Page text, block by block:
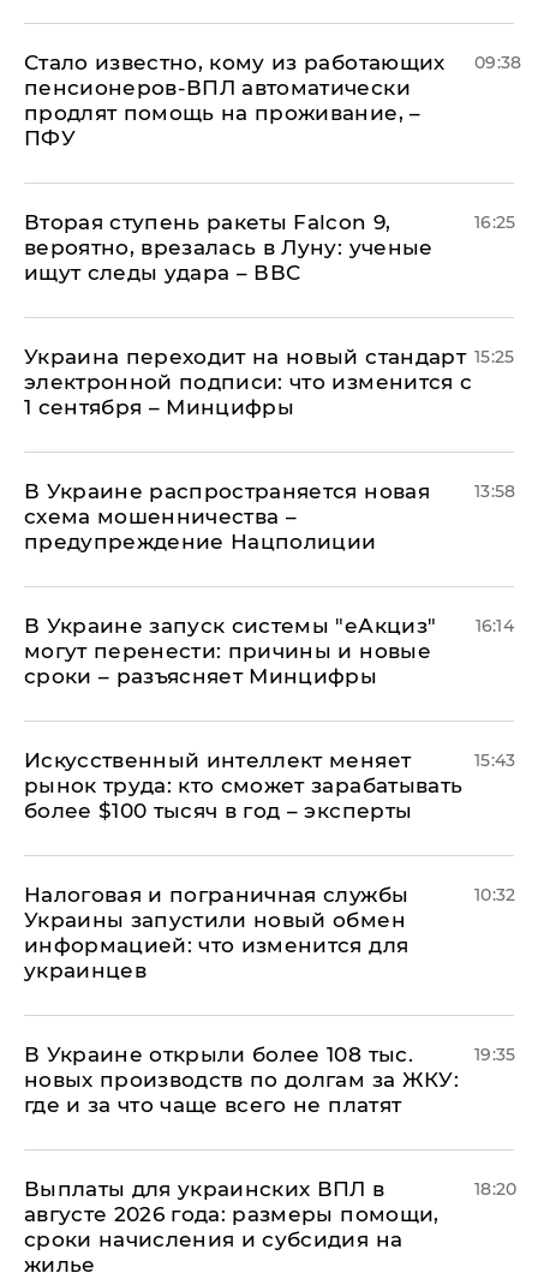
Стало известно, кому из работающих
пенсионеров-ВПЛ автоматически
продлят помощь на проживание, –
ПФУ
09:38
Вторая ступень ракеты Falcon 9,
вероятно, врезалась в Луну: ученые
ищут следы удара – ВВС
16:25
Украина переходит на новый стандарт
электронной подписи: что изменится с
1 сентября – Минцифры
15:25
В Украине распространяется новая
схема мошенничества –
предупреждение Нацполиции
13:58
В Украине запуск системы "еАкциз"
могут перенести: причины и новые
сроки – разъясняет Минцифры
16:14
Искусственный интеллект меняет
рынок труда: кто сможет зарабатывать
более $100 тысяч в год – эксперты
15:43
Налоговая и пограничная службы
Украины запустили новый обмен
информацией: что изменится для
украинцев
10:32
В Украине открыли более 108 тыс.
новых производств по долгам за ЖКУ:
где и за что чаще всего не платят
19:35
Выплаты для украинских ВПЛ в
августе 2026 года: размеры помощи,
сроки начисления и субсидия на
жилье
18:20